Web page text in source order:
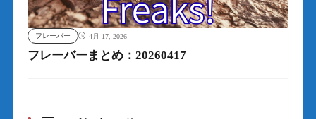
フレーバー 4月 17, 2026
フレーバーまとめ：20260417